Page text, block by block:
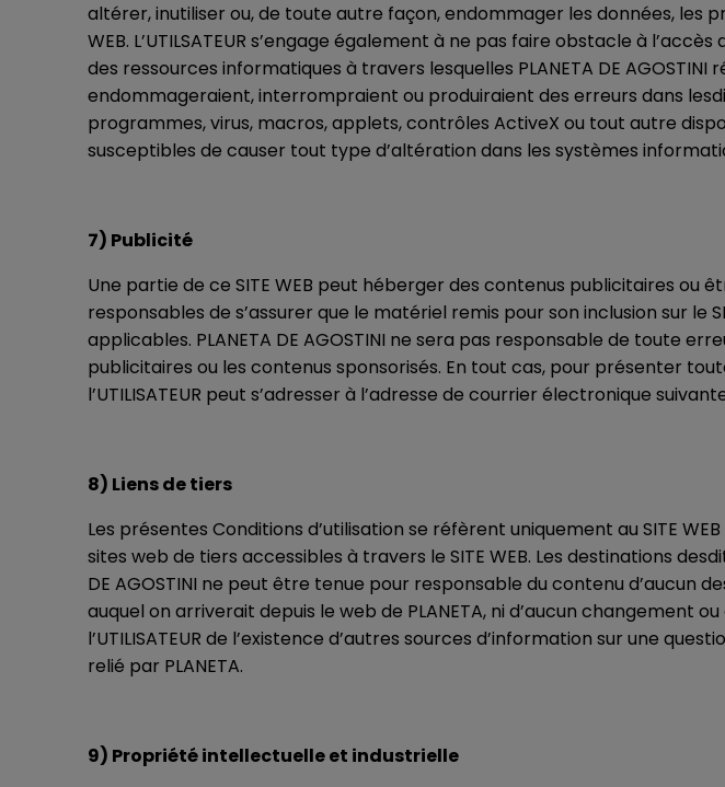
altérer, inutiliser ou, de toute autre façon, endommager les données, les
WEB. L’UTILSATEUR s’engage également à ne pas faire obstacle à
des ressources informatiques à travers lesquelles PLANETA DE
endommageraient, interrompraient ou produiraient des erreurs dans
programmes, virus, macros, applets, contrôles ActiveX ou tout autre
susceptibles de causer tout type d’altération dans les systèmes
7) Publicité
Une partie de ce SITE WEB peut héberger des contenus publicitaires ou
responsables de s’assurer que le matériel remis pour son inclusion sur le
applicables. PLANETA DE AGOSTINI ne sera pas responsable de toute
publicitaires ou les contenus sponsorisés. En tout cas, pour présenter
l’UTILISATEUR peut s’adresser à l’adresse de courrier électronique
8) Liens de tiers
Les présentes Conditions d’utilisation se réfèrent uniquement au SITE
sites web de tiers accessibles à travers le SITE WEB. Les destinations
DE AGOSTINI ne peut être tenue pour responsable du contenu d’aucun
auquel on arriverait depuis le web de PLANETA, ni d’aucun changement
l’UTILISATEUR de l’existence d’autres sources d’information sur une
relié par PLANETA.
9) Propriété intellectuelle et industrielle